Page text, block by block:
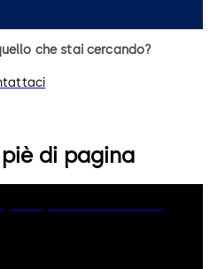
che stai cercando?
di pagina